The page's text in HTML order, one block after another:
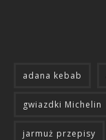
adana kebab
gwiazdki Michelin
jarmuż przepisy